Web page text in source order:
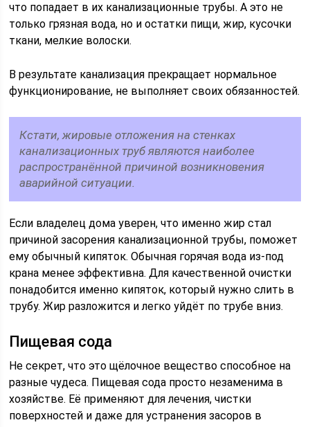
что попадает в их канализационные трубы. А это не
только грязная вода, но и остатки пищи, жир, кусочки
ткани, мелкие волоски.
В результате канализация прекращает нормальное
функционирование, не выполняет своих обязанностей.
Кстати, жировые отложения на стенках
канализационных труб являются наиболее
распространённой причиной возникновения
аварийной ситуации.
Если владелец дома уверен, что именно жир стал
причиной засорения канализационной трубы, поможет
ему обычный кипяток. Обычная горячая вода из-под
крана менее эффективна. Для качественной очистки
понадобится именно кипяток, который нужно слить в
трубу. Жир разложится и легко уйдёт по трубе вниз.
Пищевая сода
Не секрет, что это щёлочное вещество способное на
разные чудеса. Пищевая сода просто незаменима в
хозяйстве. Её применяют для лечения, чистки
поверхностей и даже для устранения засоров в